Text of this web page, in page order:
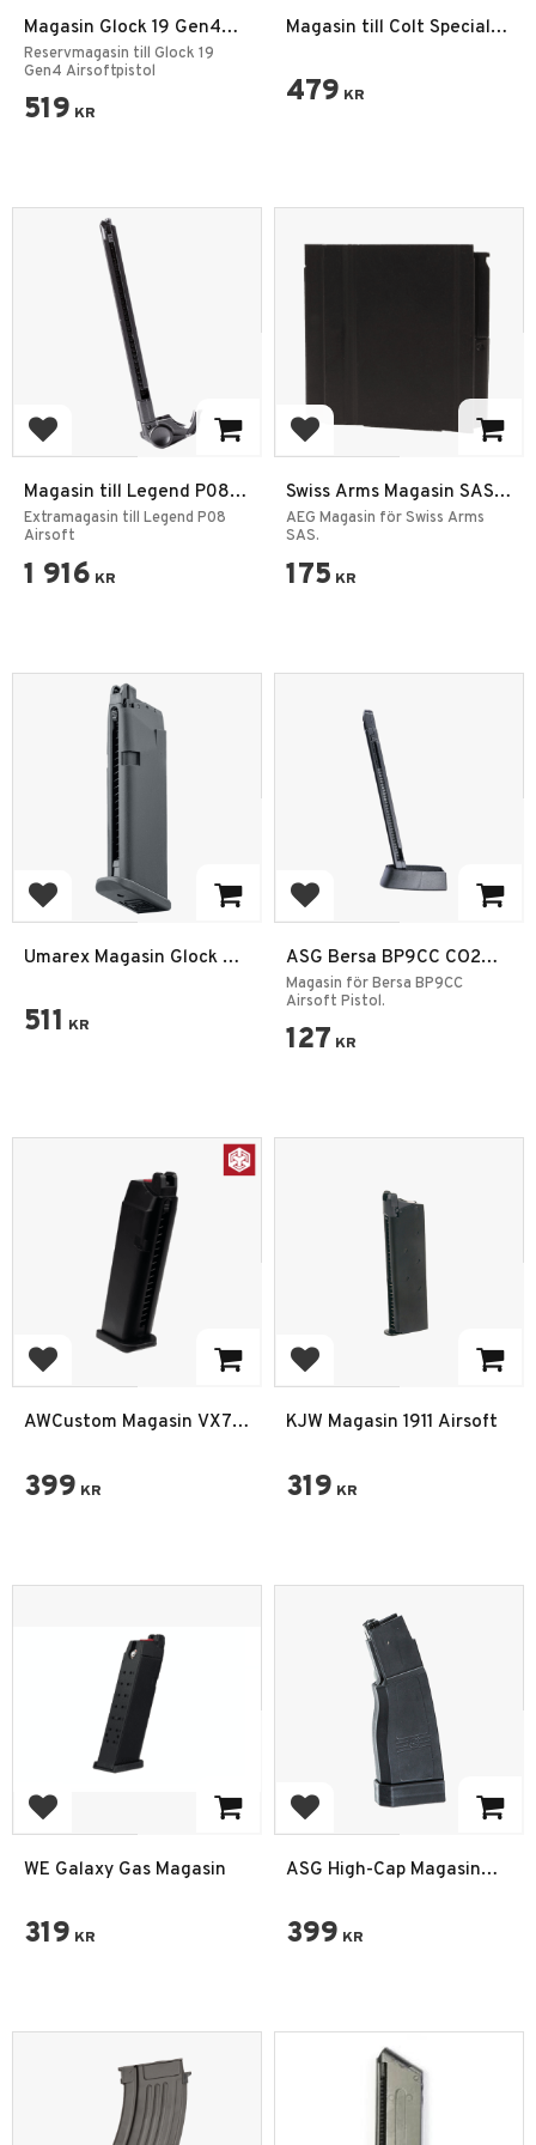
Magasin Glock 19 Gen4
GBB 6mm
Reservmagasin till Glock 19
Gen4 Airsoftpistol
519 KR
Magasin till Colt Special
479 KR
Add to favorites
Magasin till Legend P08
6mm Airsoft
Extramagasin till Legend P08
Airsoft
1 916 KR
Add to favorites
Swiss Arms Magasin SAS
280732 733 734 735
AEG Magasin för Swiss Arms
SAS.
175 KR
Add to favorites
Umarex Magasin Glock 45
511 KR
Add to favorites
ASG Bersa BP9CC CO2
Magazine 6mm
Magasin för Bersa BP9CC
Airsoft Pistol.
127 KR
Add to favorites
AWCustom Magasin VX7
399 KR
Add to favorites
KJW Magasin 1911 Airsoft
319 KR
Add to favorites
WE Galaxy Gas Magasin
319 KR
Add to favorites
ASG High-Cap Magasin
399 KR